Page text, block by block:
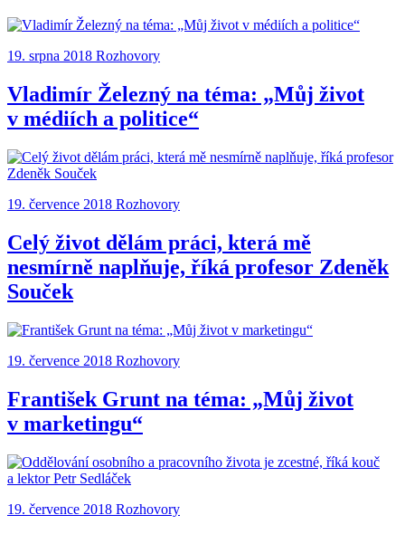
19. srpna 2018 Rozhovory
Vladimír Železný na téma: „Můj život
v médiích a politice“
19. července 2018 Rozhovory
Celý život dělám práci, která mě
nesmírně naplňuje, říká profesor Zdeněk
Souček
19. července 2018 Rozhovory
František Grunt na téma: „Můj život
v marketingu“
19. července 2018 Rozhovory